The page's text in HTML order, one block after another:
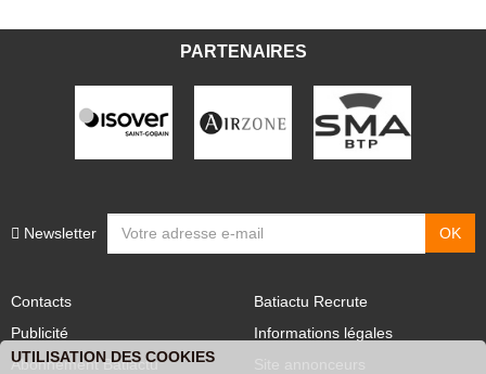
PARTENAIRES
Newsletter
Contacts
Publicité
Abonnement Batiactu
Batiactu Recrute
Informations légales
UTILISATION DES COOKIES